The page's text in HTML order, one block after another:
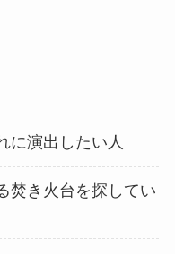
に演出したい人
焚き火台を探してい